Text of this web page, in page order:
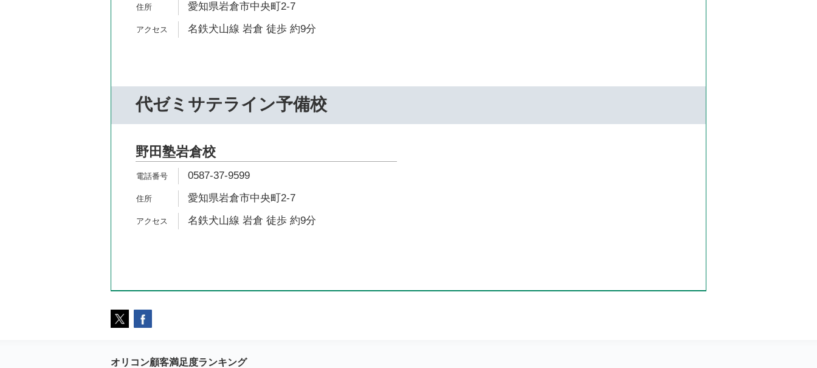
愛知県岩倉市中央町2-7
名鉄犬山線 岩倉 徒歩 約9分
代ゼミサテライン予備校
野田塾岩倉校
0587-37-9599
愛知県岩倉市中央町2-7
名鉄犬山線 岩倉 徒歩 約9分
オリコン顧客満足度ランキング